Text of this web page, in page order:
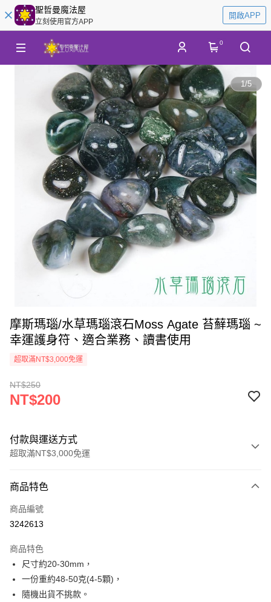
聖哲曼魔法屋
立刻使用官方APP
開啟APP
0
1/5
摩斯瑪瑙/水草瑪瑙滾石Moss Agate 苔蘚瑪瑙 ~
幸運護身符、適合業務、讀書使用
超取滿NT$3,000免運
NT$250
NT$200
付款與運送方式
超取滿NT$3,000免運
信用卡一次付款
超商取貨付款
Apple Pay
街口支付
商品特色
商品編號
3242613
商品特色
尺寸約20-30mm，
一份重約48-50克(4-5顆)，
隨機出貨不挑款。